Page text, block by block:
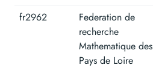
fr2962
Federation de
recherche
Mathematique des
Pays de Loire